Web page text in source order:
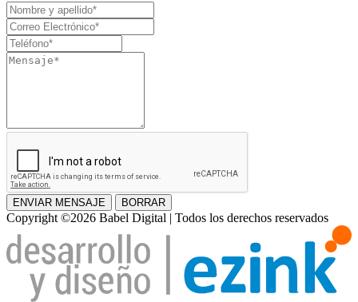
Nombre
y
apellido
Correo
Electrónico
Teléfono
Mensaje
ENVIAR MENSAJE BORRAR
Copyright ©2026 Babel Digital | Todos los derechos reservados